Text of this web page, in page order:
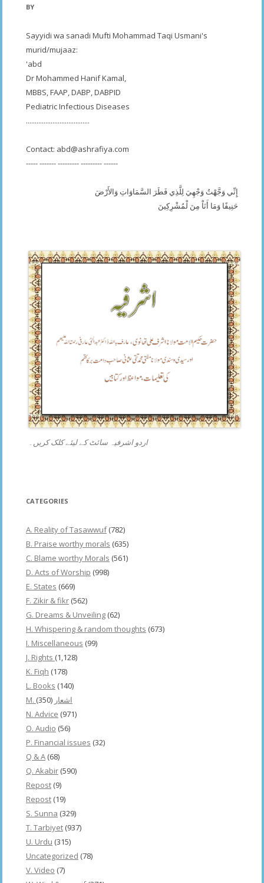
BY
Sayyidi wa sanadi Mufti Mohammad Taqi Usmani's
murid/mujaaz:
'abd
Dr Mohammed Hanif Kamal,
MBBS, FAAP, DABP, DABPID
Pediatric Infectious Diseases
....................................
Contact: abd@ashrafiya.com
----- ------- --------- --------- ------
إِنِّي وَجَّهْتُ وَجْهِيَ لِلَّذِي فَطَرَ السَّمَاوَاتِ وَالأَرْضَ
حَنِيفًا وَمَا أَنَاْ مِنَ لْمُشْرِكِينَ
اردو اشرفیہ سائٹ کے لیئے کلک کریں۔
CATEGORIES
A. Reality of Tasawwuf(782)
B. Praise worthy morals (635)
C. Blame worthy Morals (561)
D. Acts of Worship (998)
E. States (669)
F. Zikir & fikr (562)
G. Dreams & Unveiling (62)
H. Whispering & random thoughts (673)
I. Miscellaneous (99)
J. Rights (1,128)
K. Fiqh (178)
L. Books (140)
M. اشعار (350)
N. Advice (971)
O. Audio (56)
P. Financial issues (32)
Q & A (68)
Q. Akabir (590)
Repost (9)
Repost (19)
S. Sunna (329)
T. Tarbiyet (937)
U. Urdu (315)
Uncategorized (78)
V. Video (7)